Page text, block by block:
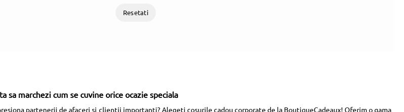
sa marchezi cum se cuvine orice ocazie speciala
partenerii de afaceri si clientii importanti? Alegeti cosurile cadou corporate de la BoutiqueCadeaux! Oferim o gama
Resetati